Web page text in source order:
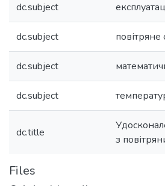
dc.subject
dc.subject
dc.subject
dc.subject
dc.title
з
Files